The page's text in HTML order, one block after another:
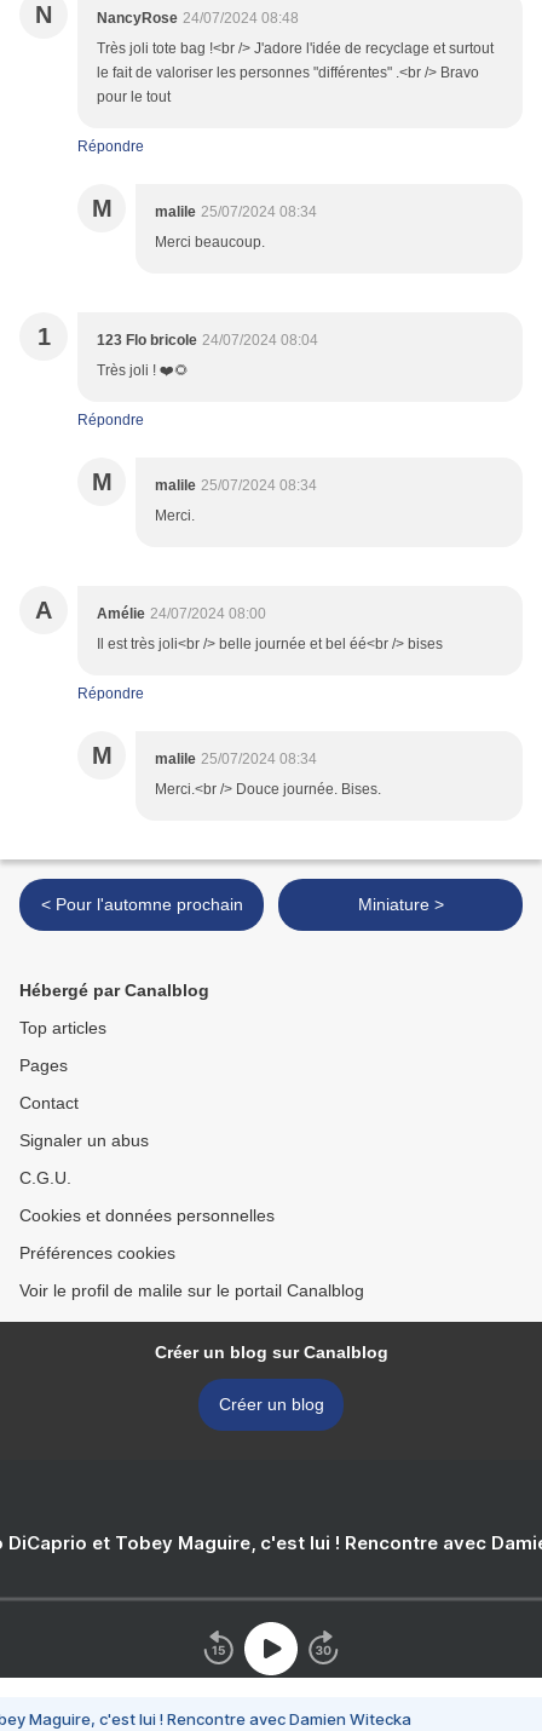
N NancyRose 24/07/2024 08:48
Très joli tote bag !<br /> J'adore l'idée de recyclage et surtout
le fait de valoriser les personnes "différentes" .<br /> Bravo
pour le tout
Répondre
M malile 25/07/2024 08:34
Merci beaucoup.
1 123 Flo bricole 24/07/2024 08:04
Très joli ! ❤️🌻
Répondre
M malile 25/07/2024 08:34
Merci.
A Amélie 24/07/2024 08:00
Il est très joli<br /> belle journée et bel éé<br /> bises
Répondre
M malile 25/07/2024 08:34
Merci.<br /> Douce journée. Bises.
< Pour l'automne prochain Miniature >
Hébergé par Canalblog
Top articles
Pages
Contact
Signaler un abus
C.G.U.
Cookies et données personnelles
Préférences cookies
Voir le profil de malile sur le portail Canalblog
Créer un blog sur Canalblog
Créer un blog
DiCaprio et Tobey Maguire, c'est lui ! Rencontre avec
Maguire, c'est lui ! Rencontre avec Damien Witecka